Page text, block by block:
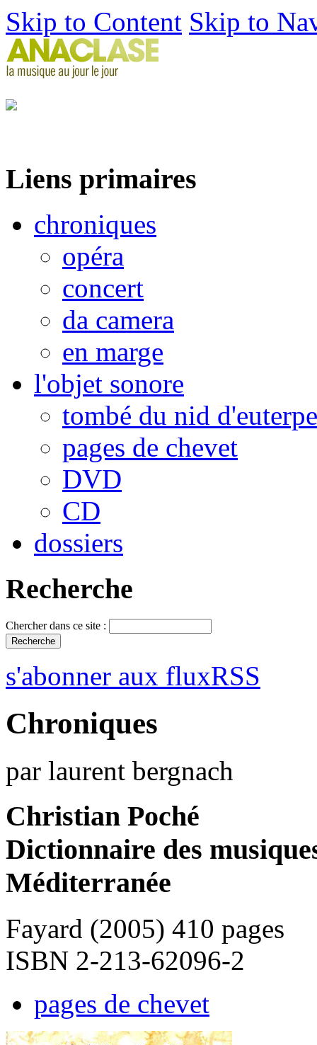
Skip to Content Skip to
Liens primaires
chroniques
opéra
concert
da camera
en marge
l'objet sonore
tombé du nid d'euterpe
pages de chevet
DVD
CD
dossiers
Recherche
Chercher dans ce site :
s'abonner aux fluxRSS
Chroniques
par laurent bergnach
Christian Poché
Dictionnaire des
Méditerranée
Fayard (2005) 410 pages
ISBN 2-213-62096-2
pages de chevet